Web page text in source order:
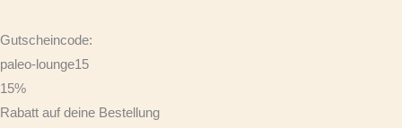
Gutscheincode:
paleo-lounge15
15%
Rabatt auf deine Bestellung